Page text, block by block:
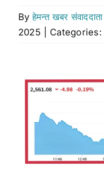
Search
Byहेमन्त खबर संवाददाता
2025
Categories:
Larger